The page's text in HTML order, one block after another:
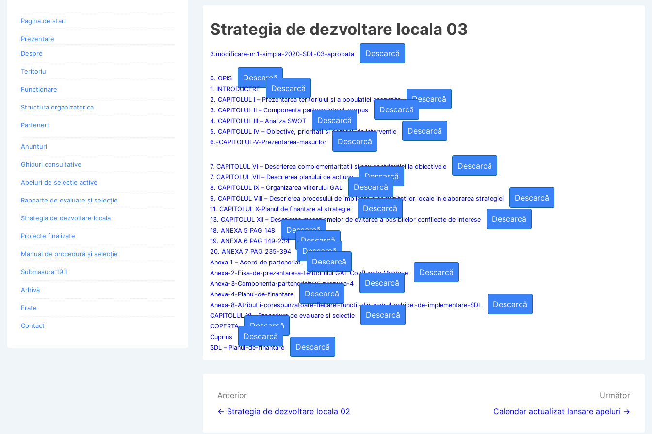
Strategia de dezvoltare locala 03
3.modificare-nr.1-simpla-2020-SDL-03-aprobata Descarcă
0. OPIS Descarcă
1. INTRODUCERE Descarcă
2. CAPITOLUL I – Prezentarea teritoriului si a populatiei acoperite Descarcă
3. CAPITOLUL II – Componenta parteneriatului-propus Descarcă
4. CAPITOLUL III – Analiza SWOT Descarcă
5. CAPITOLUL IV – Obiective, prioritati si domenii de interventie Descarcă
6.-CAPITOLUL-V-Prezentarea-masurilor Descarcă
7. CAPITOLUL VI – Descrierea complementaritatii si sau contributiei la obiectivele Descarcă
7. CAPITOLUL VII – Descrierea planului de actiune Descarcă
8. CAPITOLUL IX – Organizarea viitorului GAL Descarcă
9. CAPITOLUL VIII – Descrierea procesului de implicare a comunitatilor locale in elaborarea strategiei Descarcă
11. CAPITOLUL X-Planul de finantare al strategiei Descarcă
13. CAPITOLUL XII – Descrierea mecanismelor de evitarea a posibilelor confliecte de interese Descarcă
18. ANEXA 5 PAG 148 Descarcă
19. ANEXA 6 PAG 149-234 Descarcă
20. ANEXA 7 PAG 235-394 Descarcă
Anexa 1 – Acord de parteneriat Descarcă
Anexa-2-Fisa-de-prezentare-a-teritoriului GAL Confluente Moldave Descarcă
Anexa-3-Componenta-parteneriatului-propusa-4 Descarcă
Anexa-4-Planul-de-finantare Descarcă
Anexa-8-Atributii-corespunzatoare-fiecarei-functii-din-cadrul-echipei-de-implementare-SDL Descarcă
CAPITOLUL XI – Procedura de evaluare si selectie Descarcă
COPERTA Descarcă
Cuprins Descarcă
SDL – Planul-de-finantare Descarcă
Navigare
în
Anterior
← Strategia de dezvoltare locala 02
Următor
Calendar actualizat lansare apeluri →
Pagina de start
Prezentare
Despre
Teritoriu
Functionare
Structura organizatorica
Parteneri
Anunturi
Ghiduri consultative
Apeluri de selecție active
Rapoarte de evaluare și selecție
Strategia de dezvoltare locala
Proiecte finalizate
Manual de procedură și selecție
Submasura 19.1
Arhivă
Erate
Contact